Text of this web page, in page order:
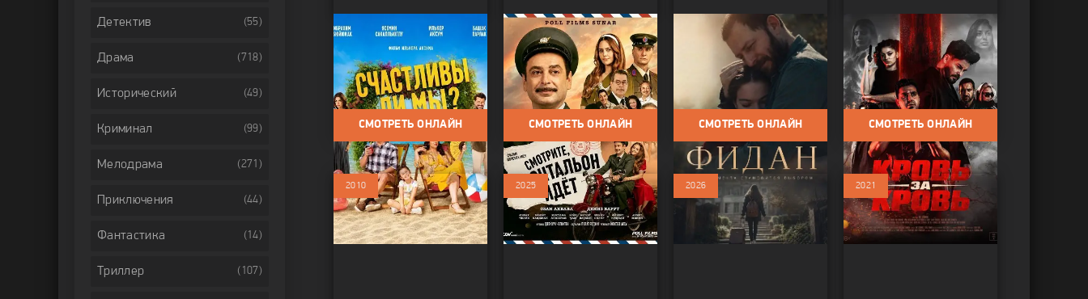
Счастливы ли мы?
Фильмы / Фильмы 2026 /
Комедии
СМОТРЕТЬ ОНЛАЙН
Смотрите, почтальон
идёт
Фильмы / Фильмы 2025 /
Драма / Мелодрама
СМОТРЕТЬ ОНЛАЙН
Фильмы / Фильмы 2024 /
СМОТРЕТЬ ОНЛАЙН
Кровь за кровь
Фильмы / Фильмы 2025 /
Боевик / Драма
СМОТРЕТЬ ОНЛАЙН
2010 2025 2026 2021
Детектив (55)
Драма (718)
Исторический (49)
Криминал (99)
Мелодрама (271)
Приключения (44)
Фантастика (14)
Триллер (107)